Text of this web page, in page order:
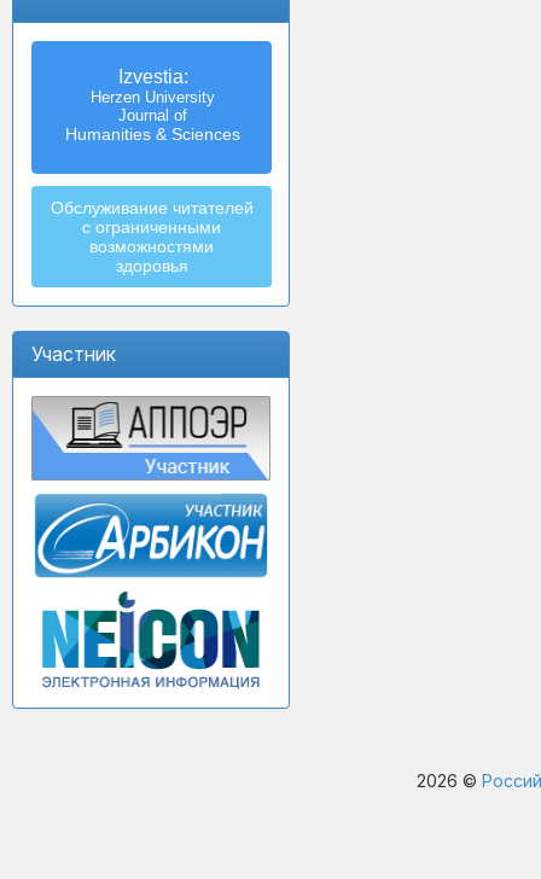
Izvestia:
Herzen University
Journal of
Humanities & Sciences
Обслуживание читателей
с ограниченными
возможностями
здоровья
Участник
2026 ©